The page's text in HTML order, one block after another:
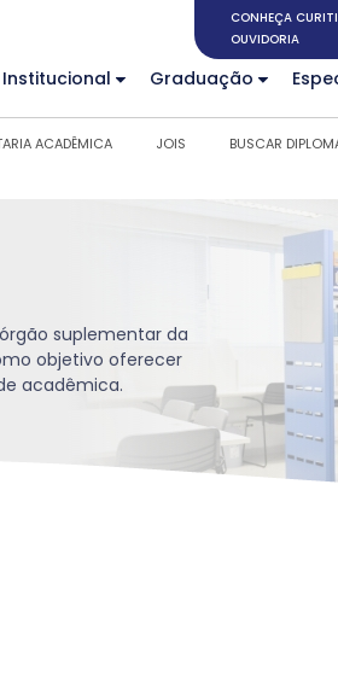
CONHEÇA
OUVIDORIA
Institucional Graduação
ACADÊMICA JOIS BUSCAR
suplementar da
objetivo oferecer
acadêmica.